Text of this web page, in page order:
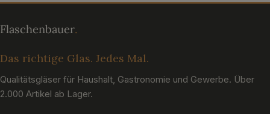
Das richtige Glas. Jedes Mal.
Qualitätsgläser für Haushalt, Gastronomie und Gewerbe. Über
2.000 Artikel ab Lager.